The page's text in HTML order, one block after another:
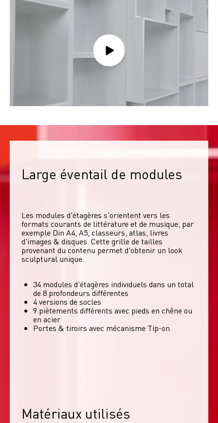
Large éventail de modules
Les modules d'étagères s'orientent vers les
formats courants de littérature et de musique, par
exemple Din A4, A5, classeurs, atlas, livres
d'images & disques. Cette grille de tailles
provenant du contenu permet d'obtenir un look
sculptural unique.
34 modules d'étagères individuels dans un total
de 8 profondeurs différentes
4 versions de socles
9 piètements différents avec pieds en chêne ou
en acier
Portes & tiroirs avec mécanisme Tip-on
Matériaux utilisés